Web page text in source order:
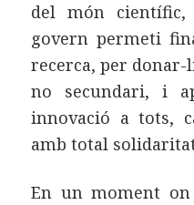
del món
govern permeti
recerca, per
no secundari, i
innovació a tots,
amb total
En un moment